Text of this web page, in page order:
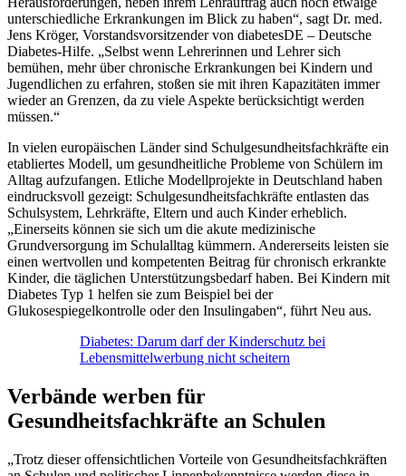
unterschiedliche Erkrankungen im Blick zu haben“, sagt Dr. med.
Jens Kröger, Vorstandsvorsitzender von diabetesDE – Deutsche
Diabetes-Hilfe. „Selbst wenn Lehrerinnen und Lehrer sich
bemühen, mehr über chronische Erkrankungen bei Kindern und
Jugendlichen zu erfahren, stoßen sie mit ihren Kapazitäten immer
wieder an Grenzen, da zu viele Aspekte berücksichtigt werden
müssen.“
In vielen europäischen Länder sind Schulgesundheitsfachkräfte ein
etabliertes Modell, um gesundheitliche Probleme von Schülern im
Alltag aufzufangen. Etliche Modellprojekte in Deutschland haben
eindrucksvoll gezeigt: Schulgesundheitsfachkräfte entlasten das
Schulsystem, Lehrkräfte, Eltern und auch Kinder erheblich.
„Einerseits können sie sich um die akute medizinische
Grundversorgung im Schulalltag kümmern. Andererseits leisten sie
einen wertvollen und kompetenten Beitrag für chronisch erkrankte
Kinder, die täglichen Unterstützungsbedarf haben. Bei Kindern mit
Diabetes Typ 1 helfen sie zum Beispiel bei der
Glukosespiegelkontrolle oder den Insulingaben“, führt Neu aus.
Diabetes: Darum darf der Kinderschutz bei
Lebensmittelwerbung nicht scheitern
Verbände werben für
Gesundheitsfachkräfte an Schulen
„Trotz dieser offensichtlichen Vorteile von Gesundheitsfachkräften